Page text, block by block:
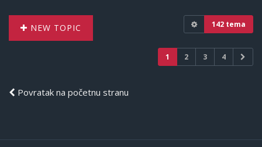
NEW TOPIC 142 tema
1 2 3 4
Povratak na početnu stranu